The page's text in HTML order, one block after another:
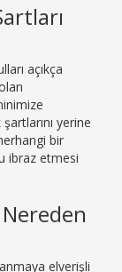
açıkça
yerine
bir
ibraz etmesi
elverişli